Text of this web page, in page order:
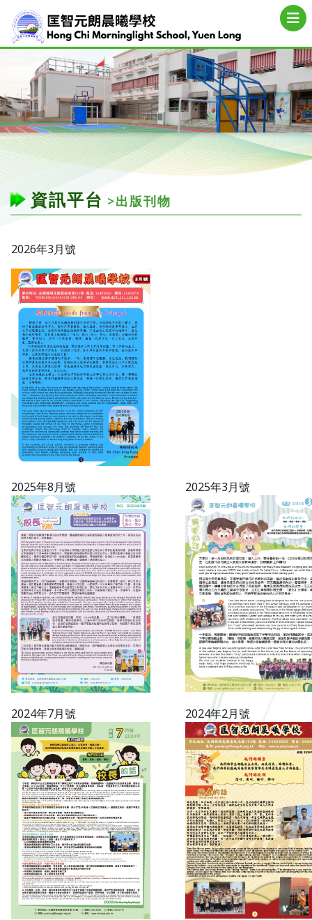
資訊平台 >出版刊物
2026年3月號
2025年8月號 2025年3月號
2024年7月號 2024年2月號